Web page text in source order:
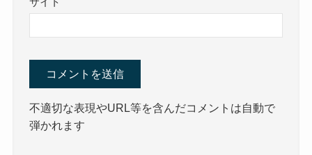
不適切な表現やURL等を含んだコメントは自動で
弾かれます